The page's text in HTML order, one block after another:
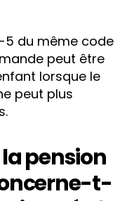
5 du même code
peut être
lorsque le
peut plus
pension
t-